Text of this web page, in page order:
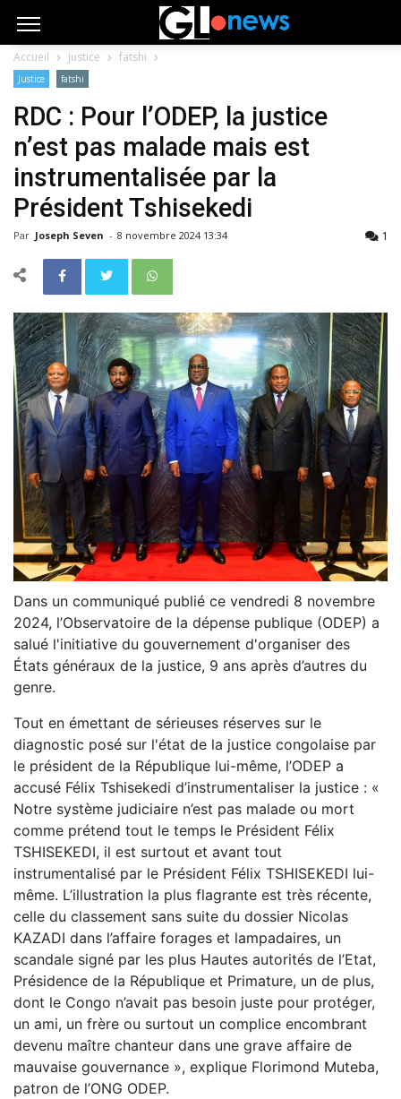
Accueil Justice fatshi
Justice fatshi
RDC : Pour l’ODEP, la justice
n’est pas malade mais est
instrumentalisée par la
Président Tshisekedi
Par Joseph Seven - 8 novembre 2024 13:34 1
Dans un communiqué publié ce vendredi 8 novembre
2024, l’Observatoire de la dépense publique (ODEP) a
salué l'initiative du gouvernement d'organiser des
États généraux de la justice, 9 ans après d’autres du
genre.
Tout en émettant de sérieuses réserves sur le
diagnostic posé sur l'état de la justice congolaise par
le président de la République lui-même, l’ODEP a
accusé Félix Tshisekedi d’instrumentaliser la justice : «
Notre système judiciaire n’est pas malade ou mort
comme prétend tout le temps le Président Félix
TSHISEKEDI, il est surtout et avant tout
instrumentalisé par le Président Félix TSHISEKEDI lui-
même. L’illustration la plus flagrante est très récente,
celle du classement sans suite du dossier Nicolas
KAZADI dans l’affaire forages et lampadaires, un
scandale signé par les plus Hautes autorités de l’Etat,
Présidence de la République et Primature, un de plus,
dont le Congo n’avait pas besoin juste pour protéger,
un ami, un frère ou surtout un complice encombrant
devenu maître chanteur dans une grave affaire de
mauvaise gouvernance », explique Florimond Muteba,
patron de l’ONG ODEP.